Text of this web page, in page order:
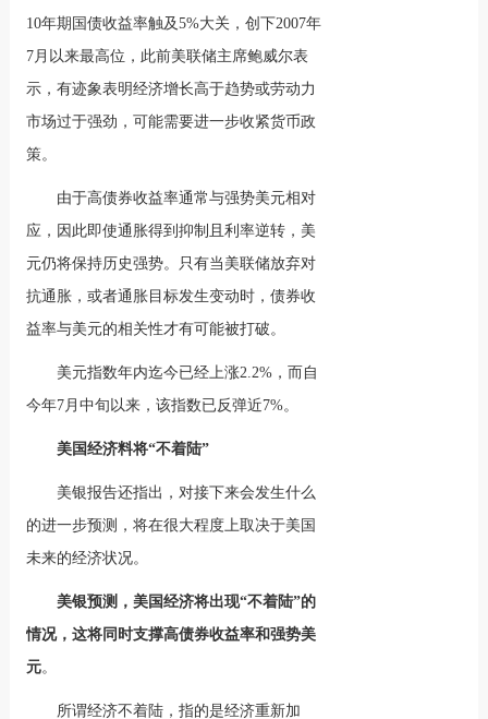
10年期国债收益率触及5%大关，创下2007年
7月以来最高位，此前美联储主席鲍威尔表
示，有迹象表明经济增长高于趋势或劳动力
市场过于强劲，可能需要进一步收紧货币政
策。
由于高债券收益率通常与强势美元相对
应，因此即使通胀得到抑制且利率逆转，美
元仍将保持历史强势。只有当美联储放弃对
抗通胀，或者通胀目标发生变动时，债券收
益率与美元的相关性才有可能被打破。
美元指数年内迄今已经上涨2.2%，而自
今年7月中旬以来，该指数已反弹近7%。
美国经济料将“不着陆”
美银报告还指出，对接下来会发生什么
的进一步预测，将在很大程度上取决于美国
未来的经济状况。
美银预测，美国经济将出现“不着陆”的
情况，这将同时支撑高债券收益率和强势美
元。
所谓经济不着陆，指的是经济重新加